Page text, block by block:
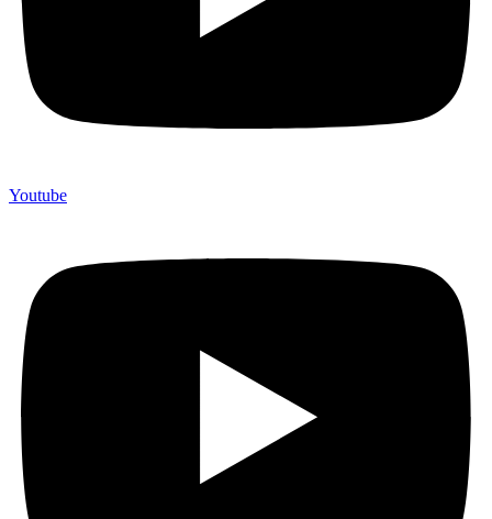
Youtube